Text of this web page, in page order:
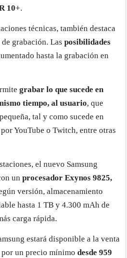
10+.
técnicas, también destaca
grabación. Lasposibilidades
hasta la grabación en
grabar lo que sucede en
tiempo, al usuario, que
tal y como sucede en
YouTube o Twitch, entre otras
el nuevo Samsung
unprocesador Exynos 9825,
versión, almacenamiento
hasta 1 TB y 4.300 mAh de
carga rápida.
estará disponible a la venta
por un precio mínimodesde 959